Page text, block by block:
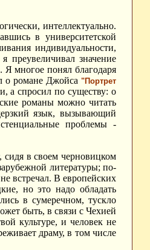
интеллектуально.
в университетской
индивидуальности,
преувеличивал значение
многое понял благодаря
о романе Джойса "Портрет
а спросил по существу: о
романы можно читать
язык, вызывающий
проблемы -
в своем черновицком
литературы; по-
встречал. В европейских
но это надо обладать
в сумеречном, тускло
быть, в связи с Чехией
культуре, и человек не
драму, в том числе